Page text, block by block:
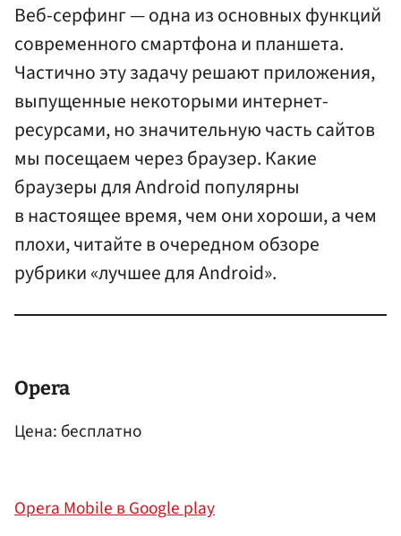
Веб-серфинг — одна из основных функций
современного смартфона и планшета.
Частично эту задачу решают приложения,
выпущенные некоторыми интернет-
ресурсами, но значительную часть сайтов
мы посещаем через браузер. Какие
браузеры для Android популярны
в настоящее время, чем они хороши, а чем
плохи, читайте в очередном обзоре
рубрики «лучшее для Android».
Opera
Цена: бесплатно
Opera Mobile в Google play